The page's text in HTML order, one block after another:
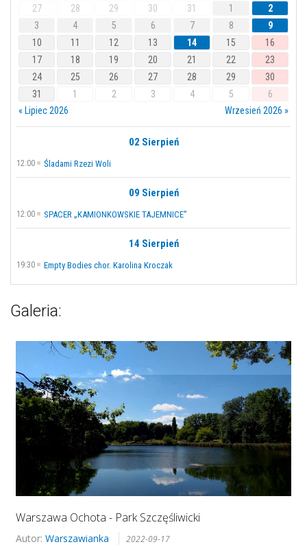
27
28 29 30 31 1
2
3
4 5 6 7 8
9
10
11 12 13 14 15
16
17
18 19 20 21 22
23
24
25 26 27 28 29
30
31
1 2 3 4 5
6
« Lipiec 2026
Wrzesień 2026 »
02 Sierpień
12:00 Śladami Rzezi Woli
09 Sierpień
12:00 SPACER „KAMIONKOWSKIE TAJEMNICE”
14 Sierpień
19:30 Empty Bodies chor. Karolina Kroczak
Galeria:
Warszawa Ochota - Park Szczęśliwicki
Autor: Warszawianka 2022-09-17